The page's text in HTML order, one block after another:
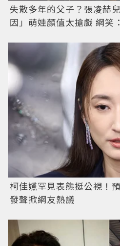
失散多年的父子？張凌赫
因」萌娃顏值太搶戲 網笑
柯佳嬿罕見表態挺公視！
發聲掀網友熱議